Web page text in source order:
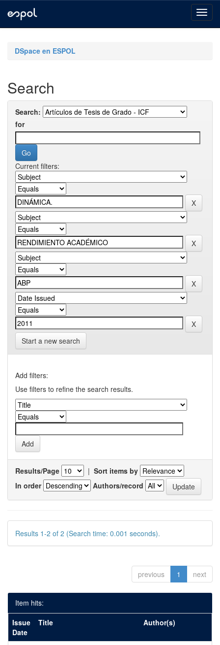
navigationDSpace en ESPOL
Search
Search:
for
Current filters:
Start a new search
Add filters:
Use filters to refine the search results.
Results/Page | Sort items by
In order
Authors/record
Results 1-2 of 2 (Search time: 0.001 seconds).
previous 1 next
Item hits:
Issue
Date
Title Author(s)